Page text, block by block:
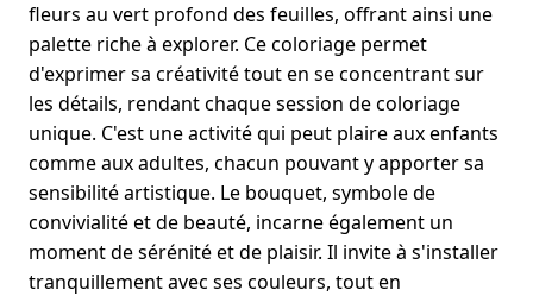
fleurs au vert profond des feuilles, offrant ainsi une
palette riche à explorer. Ce coloriage permet
d'exprimer sa créativité tout en se concentrant sur
les détails, rendant chaque session de coloriage
unique. C'est une activité qui peut plaire aux enfants
comme aux adultes, chacun pouvant y apporter sa
sensibilité artistique. Le bouquet, symbole de
convivialité et de beauté, incarne également un
moment de sérénité et de plaisir. Il invite à s'installer
tranquillement avec ses couleurs, tout en